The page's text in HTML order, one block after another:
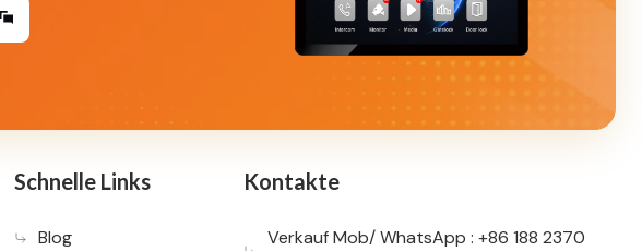
Schnelle Links
Blog
Kontakte
Verkauf Mob/ WhatsApp : +86 188 2370